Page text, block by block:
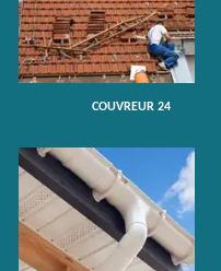
COUVREUR 24